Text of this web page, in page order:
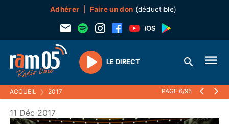
Adhérer Faire un don (déductible)
Play
LE DIRECT
ACCUEIL ❯ 2017 PAGE 6/95
11 Déc 2017